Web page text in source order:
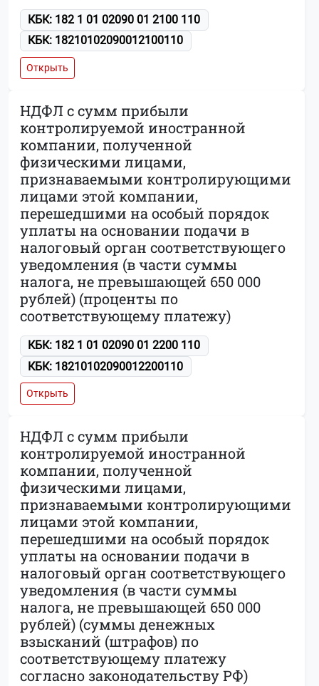
КБК: 182 1 01 02090 01 2100 110
КБК: 18210102090012100110
Открыть
НДФЛ с сумм прибыли
контролируемой иностранной
компании, полученной
физическими лицами,
признаваемыми контролирующими
лицами этой компании,
перешедшими на особый порядок
уплаты на основании подачи в
налоговый орган соответствующего
уведомления (в части суммы
налога, не превышающей 650 000
рублей) (проценты по
соответствующему платежу)
КБК: 182 1 01 02090 01 2200 110
КБК: 18210102090012200110
Открыть
НДФЛ с сумм прибыли
контролируемой иностранной
компании, полученной
физическими лицами,
признаваемыми контролирующими
лицами этой компании,
перешедшими на особый порядок
уплаты на основании подачи в
налоговый орган соответствующего
уведомления (в части суммы
налога, не превышающей 650 000
рублей) (суммы денежных
взысканий (штрафов) по
соответствующему платежу
согласно законодательству РФ)